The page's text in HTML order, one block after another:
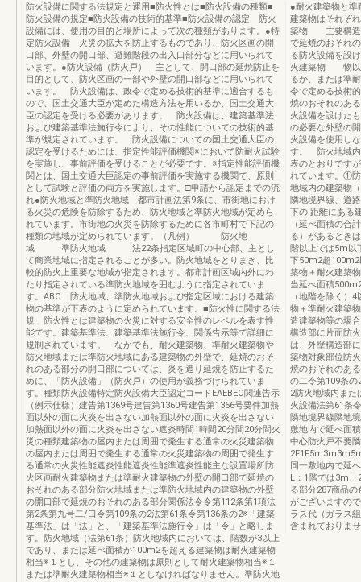
防火設備に関する法規定と運用■防火性とは■防火設備の種類■
防火設備の規定■防火設備の技術的基準■防火設備の認定 防火
設備には、使用の目的と場所によって次の種類があります。●特
定防火設備 火災の拡大を防止するものであり、防火区画の開
口部、外壁の開口部、避難階段の出入口部分などに用いられて
います。●防火設備（防火戸） 主として、開口部の延焼防止を
目的として、防火区画の一部や外壁の開口部などに用いられて
います。 防火設備は、政令で定める技術的基準に適合するも
ので、国土交通大臣が定めた構造方法を用いるか、国土交通大
臣の認定を受ける必要があります。 防火設備は、建築基準法
および建築基準法施行令により、その性能についての技術的基
準が規定されています。 防火設備についての国土交通大臣の
認定を受けるためには、指定性能評価機関※において防耐火試験
を実施し、事前評価を受けることが必要です。※指定性能評価機
関とは、国土交通大臣認定の事前評価を実施する機関で、原則
として試験と評価の両方を実施します。□申請から認定までの流
れ●防火地域と準防火地域 都市計画法第9条に、市街地におけ
る火災の危険を防除するため、防火地域と準防火地域が定めら
れています。市街地の火災を防除するために各市町村で下記の
種類の地域が定められています。（凡例） 防火地
域 準防火地域 法22条指定区域町の中心部、主とし
て商業地域に指定されることが多い。防火地域をとりまき、比
較的防火上重要な地域が指定されます。都市計画区域内外にわ
たり指定されている準防火地域を囲むように指定されていま
す。ABC 防火地域、準防火地域および指定区域における建築
物の基準が下表のように定められています。■防火性に関する法
規 防火性とは建築物の火災に対する安全性のレベルを表す性
能です。建築基準法、建築基準法施行令、関係告示等で詳細に
規制されています。 なかでも、耐火建築物、準耐火建築物や
防火地域または準防火地域にある建築物の外壁で、延焼のおそ
れのある部分の開口部については、炎を遮り延焼を防止するた
めに、「防火設備」（防火戸）の使用が義務づけられていま
す。種類防火設備特定防火設備大臣認定コードEAEBEC関連告示
（例示仕様）建告第1369号建告第1360号建告第1366号要件加熱
面以外の面に火炎を出さない加熱面以外の面に火炎を出さない
加熱面以外の面に火炎を出さない遮炎時間1時間20分間20分間火
災の種類建築物の屋内または周囲で発生する通常の火災建築物
の屋内または周囲で発生する通常の火災建築物の周囲で発生す
る通常の火災性能遮炎性能遮炎性能準遮炎性能主な設置場所防
火区画耐火建築物または準耐火建築物の外壁の開口部で延焼の
おそれのある部分防火地域または準防火地域内の建築物の外壁
の開口部で延焼のおそれのある部分関係法令令第112条第1項法
第2条第九号二/口令第109条の2法第61条令第136条の2※「建築
基準法」は「法」と、「建築基準法施行令」は「令」と略しま
す。防火地域（法第61条）防火地域内においては、階数が3以上
であり、または延べ面積が100m2を超える建築物は耐火建築物
相当※１とし、その他の建築物は原則として耐火建築物相当※１
または準耐火建築物相当※１としなければなりません。準防火地
●耐火建築物と
建築物はそれぞ
築物 主要構造
で延焼のおそれ
る防火設備を設
火建築物 物以
るか、または準
令で定める技術
焼のおそれのあ
火設備を設けた
の必要な外壁の
火設備を使用し
す。 防火地域内
表のとおりです
れています。①
地域内の建築物
隣地境界線、道
下の 距離にある
（延べ面積の合
る）があるとき
階以上では5m以
下50m2超100m2
築物＋耐火建築
当延べ面積
（地階を除く）
物＋準耐火建築
造建築物等の場
構造部に片面防
は、外壁構造部
築物対象部位防
焼のおそれのあ
の二令第109条の
2防火地域内また
火設備法第61条
隣地境界線隣地
敷地内で延べ面
中心防火戸不要
同一敷地内で延
L：1階では
る部分287商品
がございますの
ラス代（ガラス
含まれておりま